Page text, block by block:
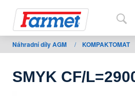
Zpět
na
Náhradní díly AGM / KOMPAKTOMAT
SMYK CF/